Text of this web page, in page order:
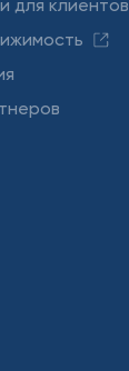
для клиентов